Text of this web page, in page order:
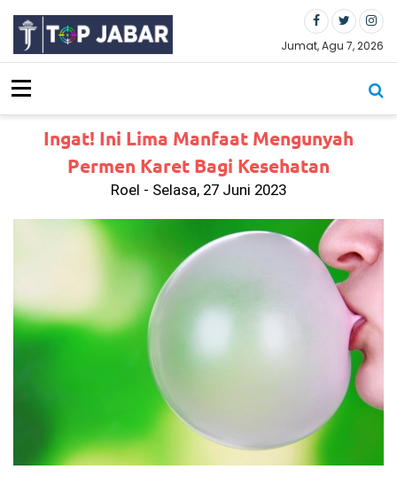
p
c
s
rel
P
Ko
Jumat, Agu 7, 2026
Ingat! Ini Lima Manfaat Mengunyah
Permen Karet Bagi Kesehatan
Roel - Selasa, 27 Juni 2023